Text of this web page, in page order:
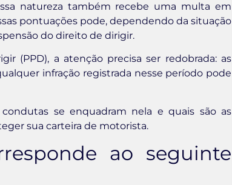
natureza também recebe uma multa em
pontuações pode, dependendo da situação
do direito de dirigir.
(PPD), a atenção precisa ser redobrada: as
infração registrada nesse período pode
se enquadram nela e quais são as
sua carteira de motorista.
ao seguinte